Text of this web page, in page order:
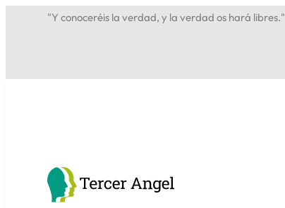
"Y conoceréis la verdad, y la verdad os hará libres."